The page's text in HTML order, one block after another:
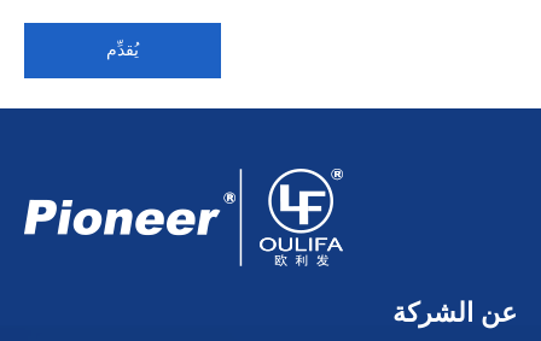
ثلاثي المشبك للصمام الكروي السفلي للخزان PGQ81F صمام الكرة السفلي لخزان التدفق مع تمديد الجذع PGQ81F
يُقدِّم
عن الشركة